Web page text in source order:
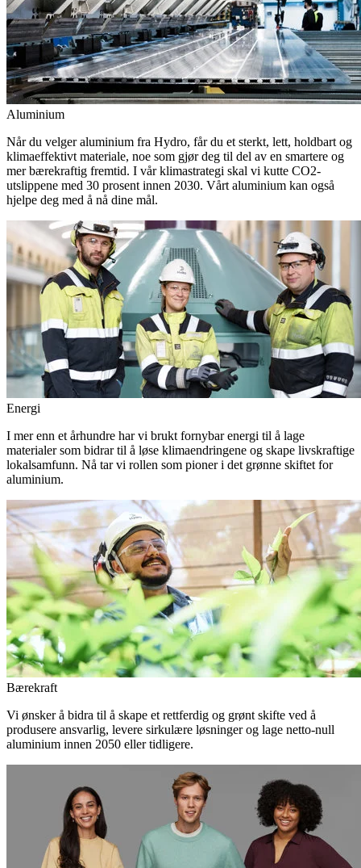
Aluminium
Når du velger aluminium fra Hydro, får du et sterkt, lett, holdbart og
klimaeffektivt materiale, noe som gjør deg til del av en smartere og
mer bærekraftig fremtid. I vår klimastrategi skal vi kutte CO2-
utslippene med 30 prosent innen 2030. Vårt aluminium kan også
hjelpe deg med å nå dine mål.
Energi
I mer enn et århundre har vi brukt fornybar energi til å lage
materialer som bidrar til å løse klimaendringene og skape livskraftige
lokalsamfunn. Nå tar vi rollen som pioner i det grønne skiftet for
aluminium.
Bærekraft
Vi ønsker å bidra til å skape et rettferdig og grønt skifte ved å
produsere ansvarlig, levere sirkulære løsninger og lage netto-null
aluminium innen 2050 eller tidligere.